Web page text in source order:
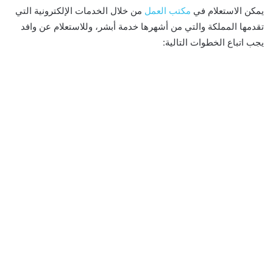
يمكن الاستعلام في مكتب العمل من خلال الخدمات الإلكترونية التي
تقدمها المملكة والتي من أشهرها خدمة أبشر، وللاستعلام عن وافد
يجب اتباع الخطوات التالية: